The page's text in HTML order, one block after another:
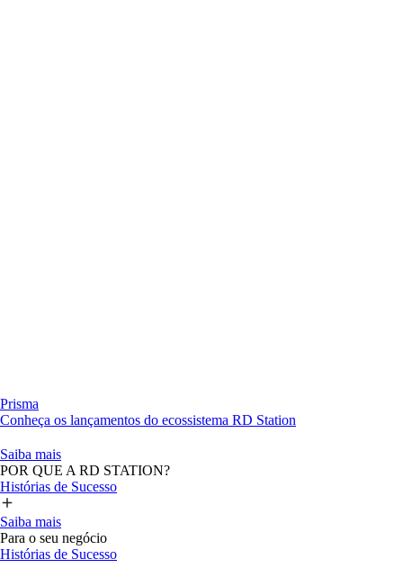
Prisma
Conheça os lançamentos do ecossistema RD Station
Saiba mais
POR QUE A RD STATION?
Histórias de Sucesso
Saiba mais
Para o seu negócio
Histórias de Sucesso